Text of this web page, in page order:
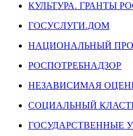
КУЛЬТУРА. ГРАНТЫ
ГОСУСЛУГИ.ДОМ
НАЦИОНАЛЬНЫЙ
РОСПОТРЕБНАДЗОР
НЕЗАВИСИМАЯ
СОЦИАЛЬНЫЙ
ГОСУДАРСТВЕННЫЕ